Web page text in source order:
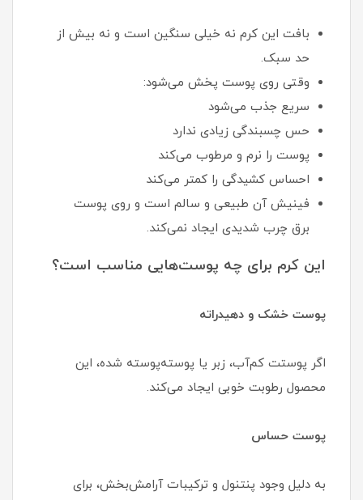
بافت این کرم نه خیلی سنگین است و نه بیش از
حد سبک.
وقتی روی پوست پخش می‌شود:
سریع جذب می‌شود
حس چسبندگی زیادی ندارد
پوست را نرم و مرطوب می‌کند
احساس کشیدگی را کمتر می‌کند
فینیش آن طبیعی و سالم است و روی پوست
برق چرب شدیدی ایجاد نمی‌کند.
این کرم برای چه پوست‌هایی مناسب است؟
پوست خشک و دهیدراته
اگر پوستت کم‌آب، زبر یا پوسته‌پوسته شده، این
محصول رطوبت خوبی ایجاد می‌کند.
پوست حساس
به دلیل وجود پنتنول و ترکیبات آرامش‌بخش، برای